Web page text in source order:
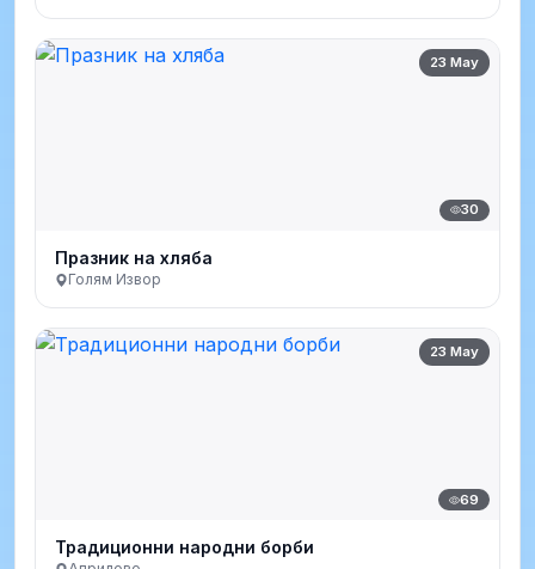
23 May
30
Празник на хляба
Голям Извор
23 May
69
Традиционни народни борби